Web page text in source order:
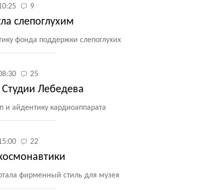
9
слепоглухим
фонда поддержки слепоглухих
25
Лебедева
и айдентику кардиоаппарата
22
фирменный стиль для музея